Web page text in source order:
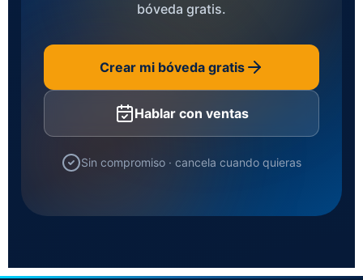
bóveda gratis.
Crear mi bóveda gratis
Hablar con ventas
Sin compromiso · cancela cuando quieras